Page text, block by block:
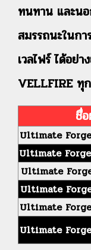
ทนทาน และนอ
สมรรถนะในก
เวลไฟร์ ได้อย่
VELLFIRE
ชื่
Ultimate
Ultimate
Ultimate
Ultimate
Ultimate
Ultimate